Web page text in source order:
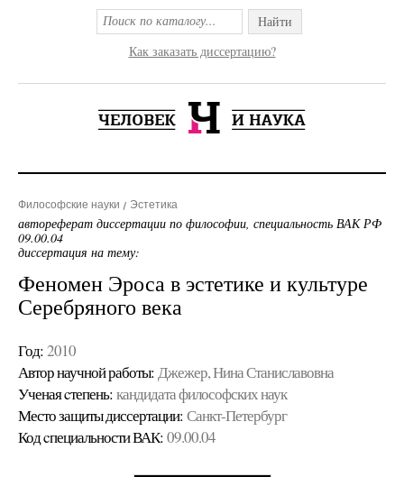
Найти
Как заказать диссертацию?
Философские науки Эстетика
автореферат диссертации по философии, специальность ВАК РФ
09.00.04
диссертация на тему:
Феномен Эроса в эстетике и культуре
Серебряного века
Год: 2010
Автор научной работы: Джежер, Нина Станиславовна
Ученая cтепень: кандидата философских наук
Место защиты диссертации: Санкт-Петербург
Код cпециальности ВАК: 09.00.04